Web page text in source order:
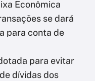
Econômica
se dará
para conta de
para evitar
dívidas dos